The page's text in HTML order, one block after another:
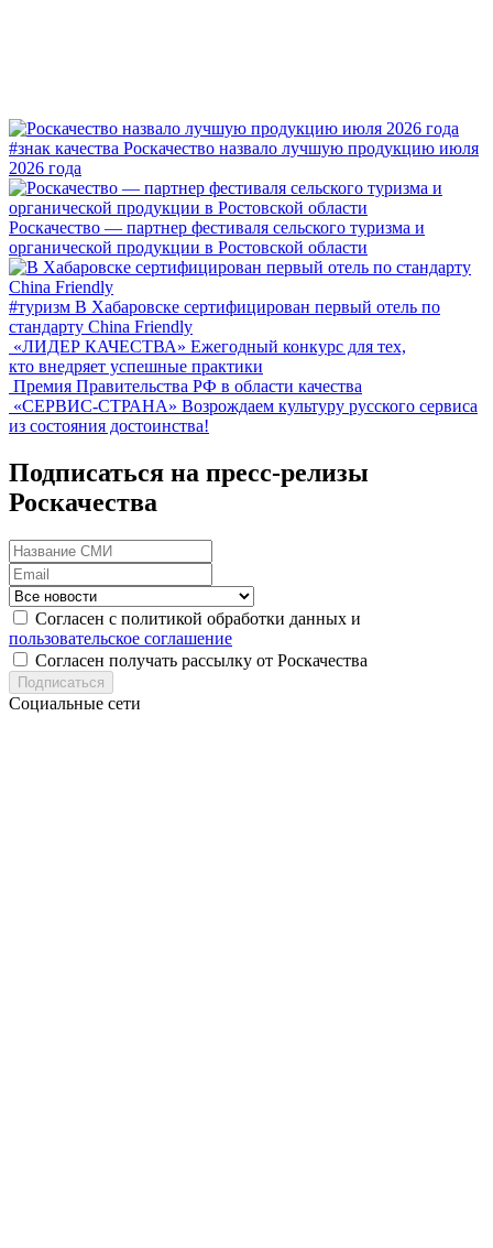
#знак качества Роскачество назвало лучшую продукцию июля
2026 года
Роскачество — партнер фестиваля сельского туризма и
органической продукции в Ростовской области
#туризм В Хабаровске сертифицирован первый отель по
стандарту China Friendly
«ЛИДЕР КАЧЕСТВА» Ежегодный конкурс для тех,
кто внедряет успешные практики
Премия Правительства РФ в области качества
«СЕРВИС-СТРАНА» Возрождаем культуру русского сервиса
из состояния достоинства!
Подписаться на пресс-релизы
Роскачества
Согласен с политикой обработки данных и
пользовательское соглашение
Согласен получать рассылку от Роскачества
Подписаться
Социальные сети